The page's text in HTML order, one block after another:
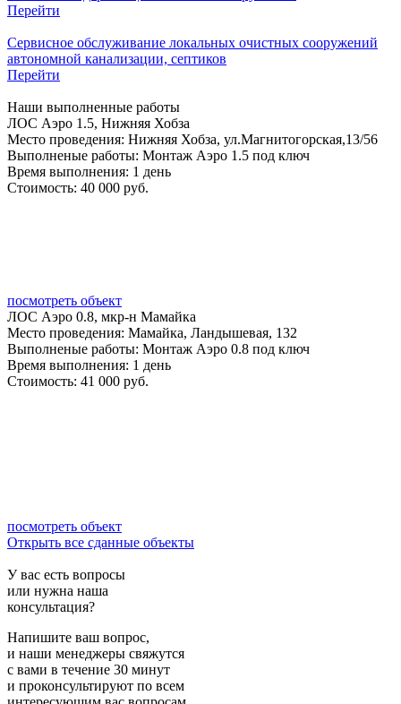
Перейти
Сервисное обслуживание локальных очистных сооружений
автономной канализации, септиков
Перейти
Наши выполненные работы
ЛОС Аэро 1.5, Нижняя Хобза
Место проведения: Нижняя Хобза, ул.Магнитогорская,13/56
Выполненые работы: Монтаж Аэро 1.5 под ключ
Время выполнения: 1 день
Стоимость: 40 000 руб.
посмотреть объект
ЛОС Аэро 0.8, мкр-н Мамайка
Место проведения: Мамайка, Ландышевая, 132
Выполненые работы: Монтаж Аэро 0.8 под ключ
Время выполнения: 1 день
Стоимость: 41 000 руб.
посмотреть объект
Открыть все сданные объекты
У вас есть вопросы
или нужна наша
консультация?
Напишите ваш вопрос,
и наши менеджеры свяжутся
с вами в течение 30 минут
и проконсультируют по всем